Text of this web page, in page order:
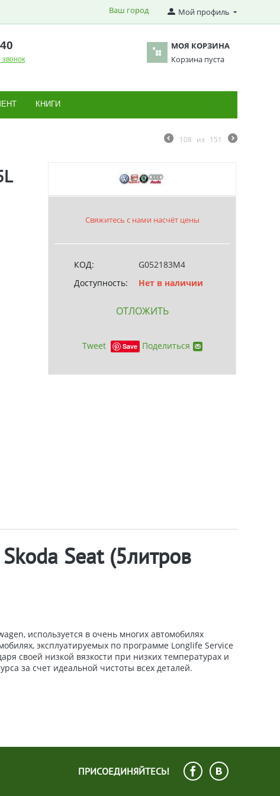
Мой профиль
Ваш город
МОЯ КОРЗИНА
Корзина пуста
КНИГИ
108 из 151
Свяжитесь с нами насчёт цены
КОД:
G052183M4
Доступность:
Нет в наличии
ОТЛОЖИТЬ
Tweet Save Поделиться
Seat (5литров
используется в очень многих автомобилях
эксплуатируемых по программе Longlife Service
своей низкой вязкости при низких температурах и
за счет идеальной чистоты всех деталей.
ПРИСОЕДИНЯЙТЕСЬ!